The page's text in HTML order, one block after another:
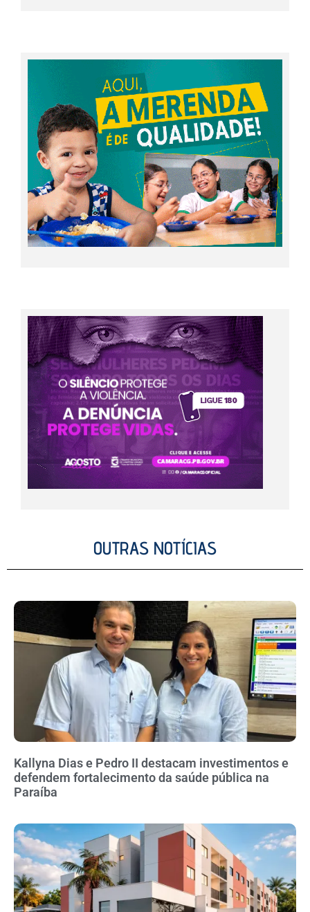
OUTRAS NOTÍCIAS
Kallyna Dias e Pedro II destacam investimentos e
defendem fortalecimento da saúde pública na
Paraíba